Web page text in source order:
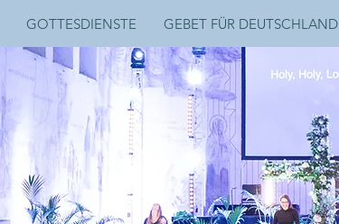
GOTTESDIENSTE GEBET FÜR DEUTSCHLAND